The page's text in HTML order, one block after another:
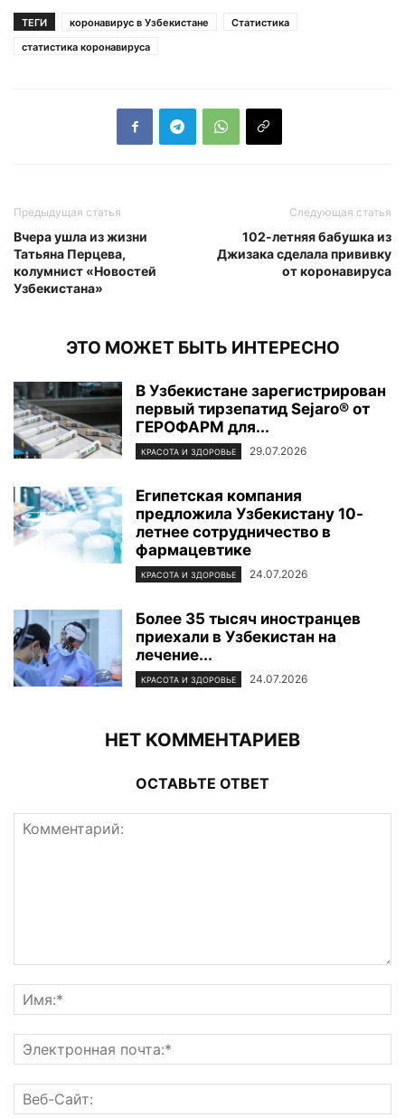
ТЕГИ коронавирус в Узбекистане
Статистика
статистика коронавируса
Предыдущая статья
Вчера ушла из жизни
Татьяна Перцева,
колумнист «Новостей
Узбекистана»
Следующая статья
102-летняя бабушка из
Джизака сделала прививку
от коронавируса
ЭТО МОЖЕТ БЫТЬ ИНТЕРЕСНО
В Узбекистане зарегистрирован
первый тирзепатид Sejaro® от
ГЕРОФАРМ для...
КРАСОТА И ЗДОРОВЬЕ 29.07.2026
Египетская компания
предложила Узбекистану 10-
летнее сотрудничество в
фармацевтике
КРАСОТА И ЗДОРОВЬЕ 24.07.2026
Более 35 тысяч иностранцев
приехали в Узбекистан на
лечение...
КРАСОТА И ЗДОРОВЬЕ 24.07.2026
НЕТ КОММЕНТАРИЕВ
ОСТАВЬТЕ ОТВЕТ